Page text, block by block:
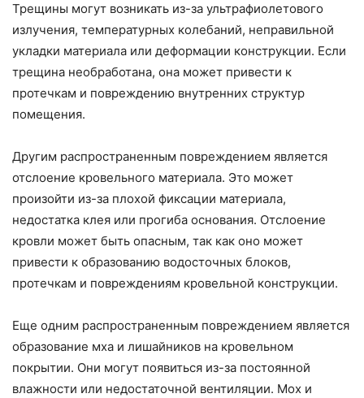
Трещины могут возникать из-за ультрафиолетового
излучения, температурных колебаний, неправильной
укладки материала или деформации конструкции. Если
трещина необработана, она может привести к
протечкам и повреждению внутренних структур
помещения.
Другим распространенным повреждением является
отслоение кровельного материала. Это может
произойти из-за плохой фиксации материала,
недостатка клея или прогиба основания. Отслоение
кровли может быть опасным, так как оно может
привести к образованию водосточных блоков,
протечкам и повреждениям кровельной конструкции.
Еще одним распространенным повреждением является
образование мха и лишайников на кровельном
покрытии. Они могут появиться из-за постоянной
влажности или недостаточной вентиляции. Мох и